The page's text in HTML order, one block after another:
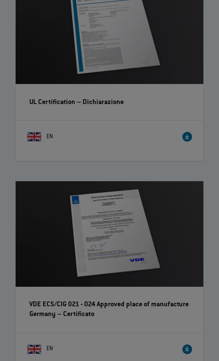
UL Certification – Dichiarazione
EN
VDE ECS/CIG 021 - 024 Approved place of manufacture
Germany – Certificato
EN